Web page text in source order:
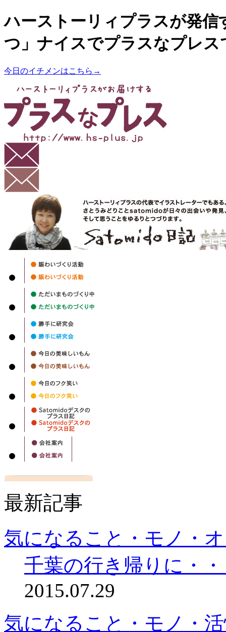
ハーストーリィプラスが発信
つ」ナイスでプラスなプレス
今日のイチメンはこちら→
最新記事
気になること・モノ・
千葉の行き帰りに・
2015.07.29
気になること・モノ・